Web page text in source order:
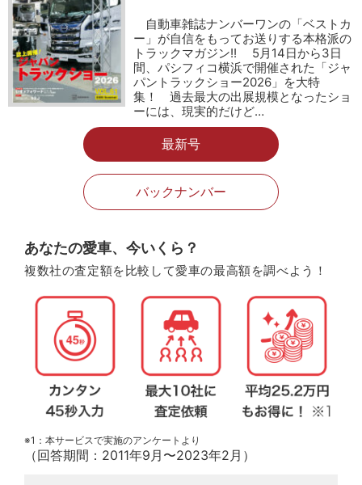
自動車雑誌ナンバーワンの「ベストカ
ー」が自信をもってお送りする本格派の
トラックマガジン!! 5月14日から3日
間、パシフィコ横浜で開催された「ジャ
パントラックショー2026」を大特
集！ 過去最大の出展規模となったショ
ーには、現実的だけど…
最新号
バックナンバー
あなたの愛車、今いくら？
複数社の査定額を比較して愛車の最高額を調べよう！
※1：本サービスで実施のアンケートより
（回答期間：2011年9月〜2023年2月）